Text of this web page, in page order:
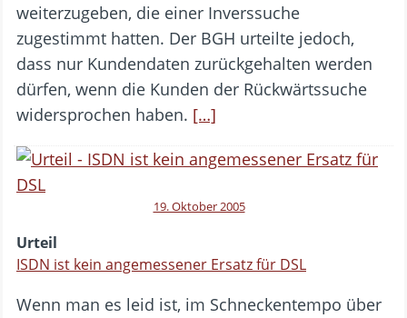
weiterzugeben, die einer Inverssuche
zugestimmt hatten. Der BGH urteilte jedoch,
dass nur Kundendaten zurückgehalten werden
dürfen, wenn die Kunden der Rückwärtssuche
widersprochen haben. […]
19. Oktober 2005
Urteil
ISDN ist kein angemessener Ersatz für DSL
Wenn man es leid ist, im Schneckentempo über